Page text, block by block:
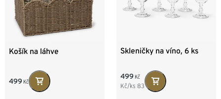
Košík na láhve
499 Kč
Skleničky na víno, 6 ks
499 Kč
Kč/ks 83